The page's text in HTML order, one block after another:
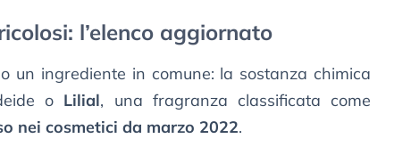
l’elenco aggiornato
un ingrediente in comune: la sostanza chimica
o Lilial, una fragranza classificata come
nei cosmetici da marzo 2022.